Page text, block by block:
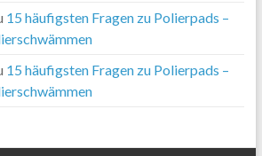
15 häufigsten Fragen zu Polierpads –
15 häufigsten Fragen zu Polierpads –